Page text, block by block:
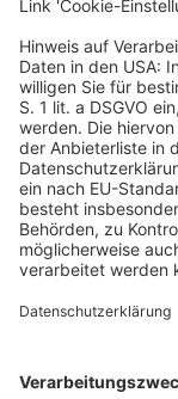
Markus Müller
systemisch-
Gastdozent an
Transformation
„Das
steigen, wie
Das